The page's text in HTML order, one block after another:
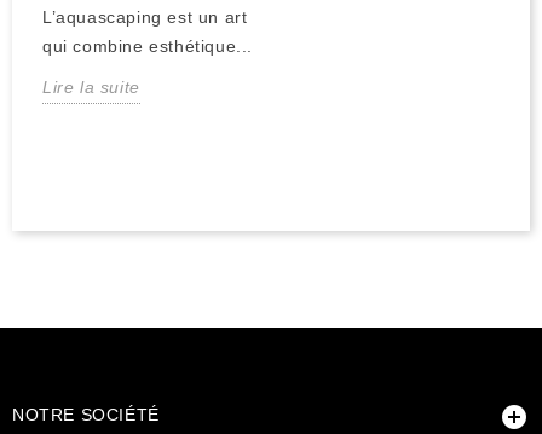
L’aquascaping est un art
qui combine esthétique...
Lire la suite
NOTRE SOCIÉTÉ 